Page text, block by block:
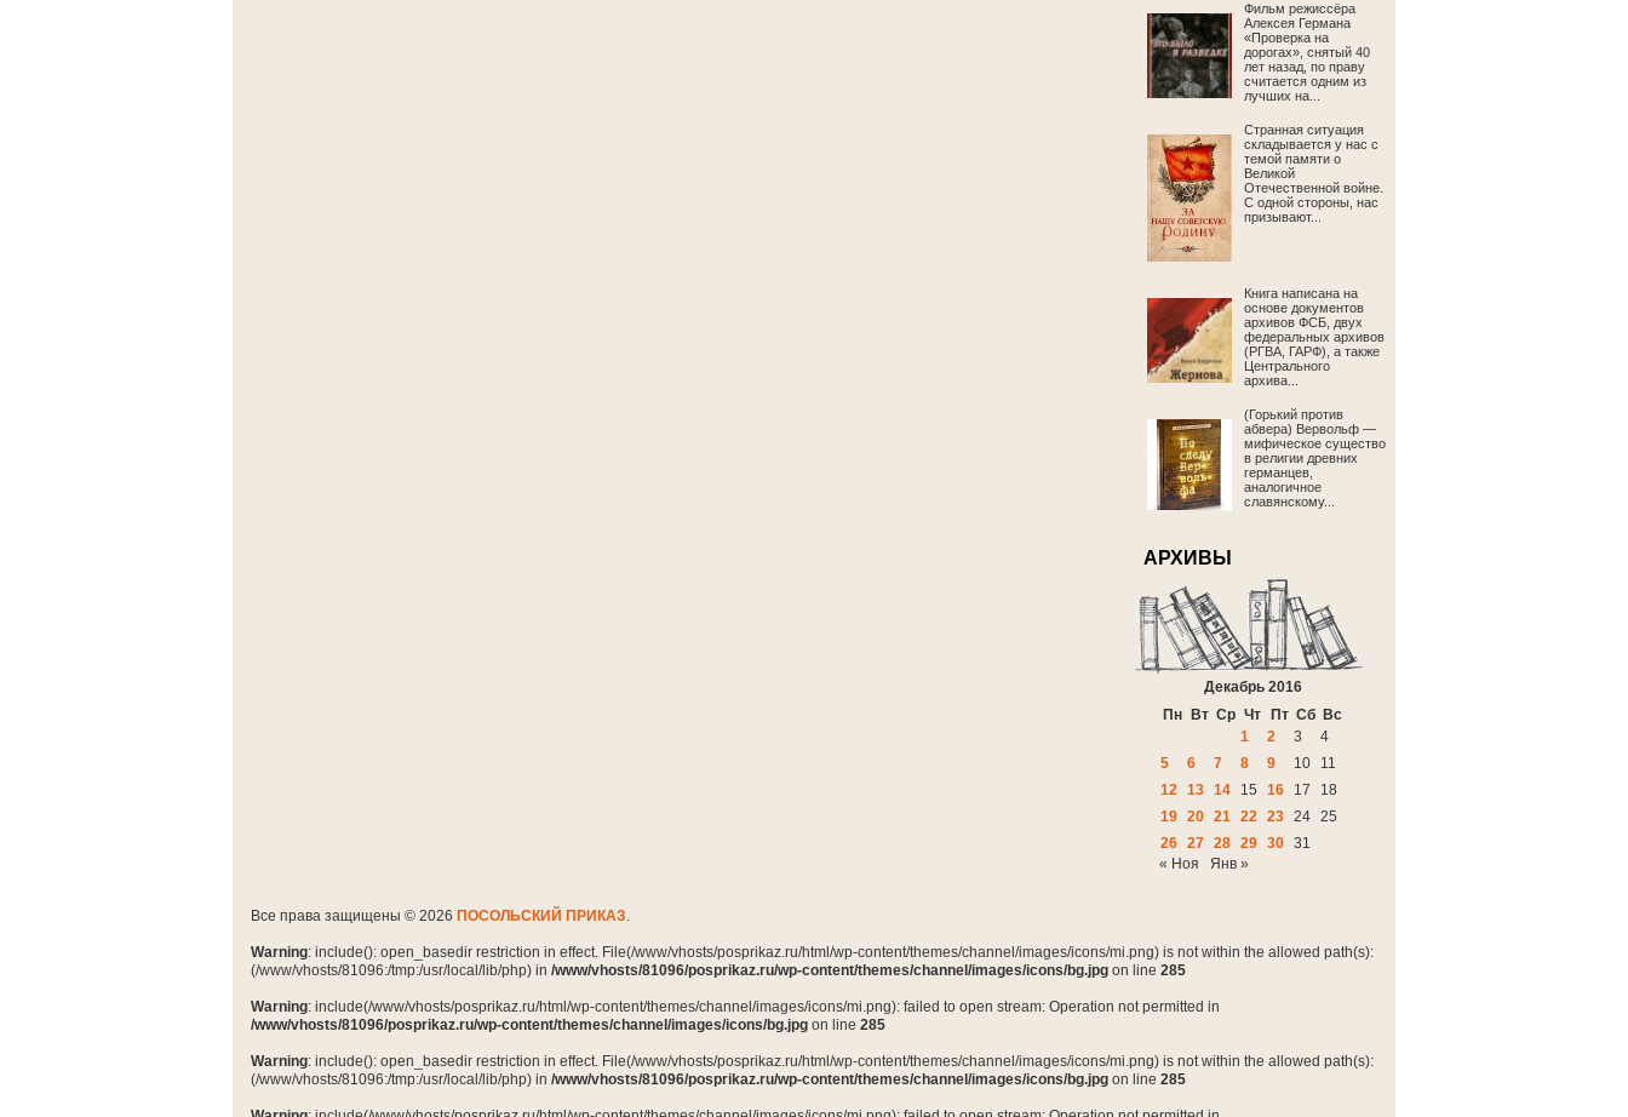
Фильм режиссёра
Алексея Германа
«Проверка на
дорогах», снятый 40
лет назад, по праву
считается одним из
лучших на...
Странная ситуация
складывается у нас с
темой памяти о
Великой
Отечественной войне.
С одной стороны, нас
призывают...
Книга написана на
основе документов
архивов ФСБ, двух
федеральных архивов
(РГВА, ГАРФ), а также
Центрального
архива...
(Горький против
абвера) Вервольф —
мифическое существо
в религии древних
германцев,
аналогичное
славянскому...
АРХИВЫ
Декабрь 2016
Пн
Вт Ср Чт Пт Сб Вс
1
2 3
4
5
6 7 8 9 10
11
12 13 14 15 16 17
18
19 20 21 22 23 24 25
26 27 28 29 30 31
« Ноя
Янв »
Все права защищены © 2026 ПОСОЛЬСКИЙ ПРИКАЗ.
Warning: include(): open_basedir restriction in effect. File(/www/vhosts/posprikaz.ru/html/wp-content/themes/channel/images/icons/mi.png) is not within the allowed path(s):
(/www/vhosts/81096:/tmp:/usr/local/lib/php) in /www/vhosts/81096/posprikaz.ru/wp-content/themes/channel/images/icons/bg.jpg on line 285
Warning: include(/www/vhosts/posprikaz.ru/html/wp-content/themes/channel/images/icons/mi.png): failed to open stream: Operation not permitted in
/www/vhosts/81096/posprikaz.ru/wp-content/themes/channel/images/icons/bg.jpg on line 285
Warning: include(): open_basedir restriction in effect. File(/www/vhosts/posprikaz.ru/html/wp-content/themes/channel/images/icons/mi.png) is not within the allowed path(s):
(/www/vhosts/81096:/tmp:/usr/local/lib/php) in /www/vhosts/81096/posprikaz.ru/wp-content/themes/channel/images/icons/bg.jpg on line 285